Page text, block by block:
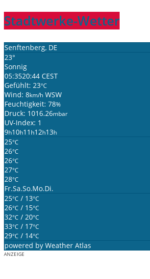
Stadtwerke-Wetter
Senftenberg, DE
23°
Sonnig
05:3520:44 CEST
Gefühlt: 23°C
Wind: 8km/h WSW
Feuchtigkeit: 78%
Druck: 1016.26mbar
UV-Index: 1
9h10h11 h12h13h
25°C
26°C
26°C
27°C
28°C
Fr.Sa.So.Mo.Di.
25°C / 13°C
26°C / 15°C
32°C / 20°C
33°C / 17°C
29°C / 14°C
powered by Weather Atlas
ANZEIGE